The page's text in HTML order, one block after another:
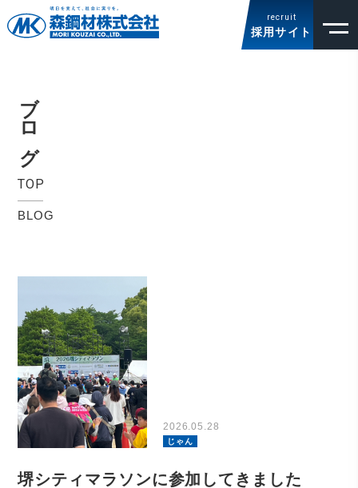
recruit
採用サイト
ブログ
TOP
BLOG
2026.05.28
じゃん
堺シティマラソンに参加してきました